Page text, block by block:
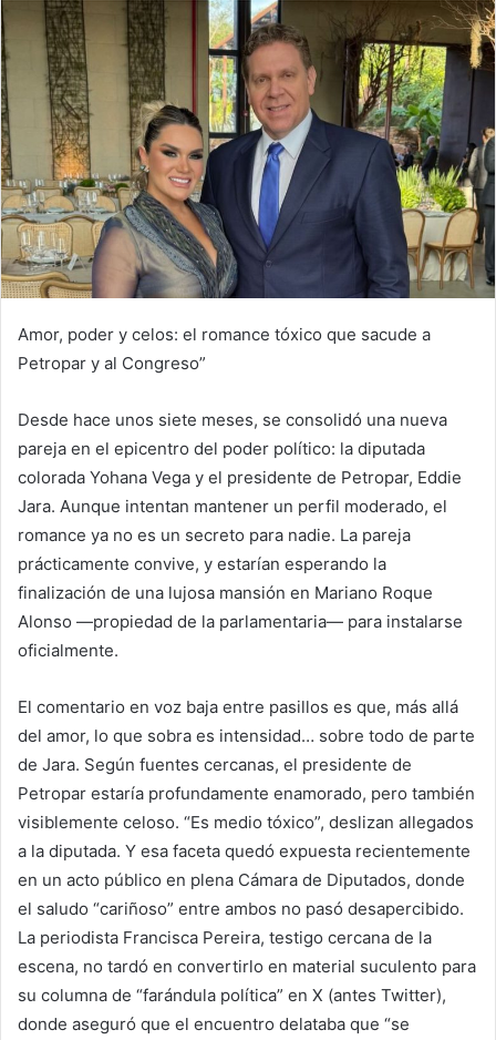
Amor, poder y celos: el romance tóxico que sacude a
Petropar y al Congreso”
Desde hace unos siete meses, se consolidó una nueva
pareja en el epicentro del poder político: la diputada
colorada Yohana Vega y el presidente de Petropar, Eddie
Jara. Aunque intentan mantener un perfil moderado, el
romance ya no es un secreto para nadie. La pareja
prácticamente convive, y estarían esperando la
finalización de una lujosa mansión en Mariano Roque
Alonso —propiedad de la parlamentaria— para instalarse
oficialmente.
El comentario en voz baja entre pasillos es que, más allá
del amor, lo que sobra es intensidad… sobre todo de parte
de Jara. Según fuentes cercanas, el presidente de
Petropar estaría profundamente enamorado, pero también
visiblemente celoso. “Es medio tóxico”, deslizan allegados
a la diputada. Y esa faceta quedó expuesta recientemente
en un acto público en plena Cámara de Diputados, donde
el saludo “cariñoso” entre ambos no pasó desapercibido.
La periodista Francisca Pereira, testigo cercana de la
escena, no tardó en convertirlo en material suculento para
su columna de “farándula política” en X (antes Twitter),
donde aseguró que el encuentro delataba que “se